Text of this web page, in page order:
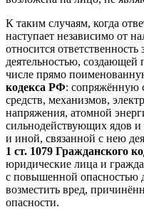
К таким случаям, когда
наступает независимо от
относится
деятельностью,
числе прямо
кодекса РФ: сопряжённую
средств, механизмов,
напряжения, атомной
сильнодействующих ядов и
и иной, связанной с нею
1 ст. 1079 Гражданского
юридические лица и
с повышенной опасностью
возместить вред,
опасности.